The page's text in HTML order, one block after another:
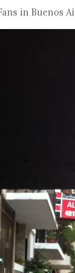
in Buenos